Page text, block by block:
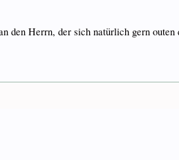
den Herrn, der sich natürlich gern outen